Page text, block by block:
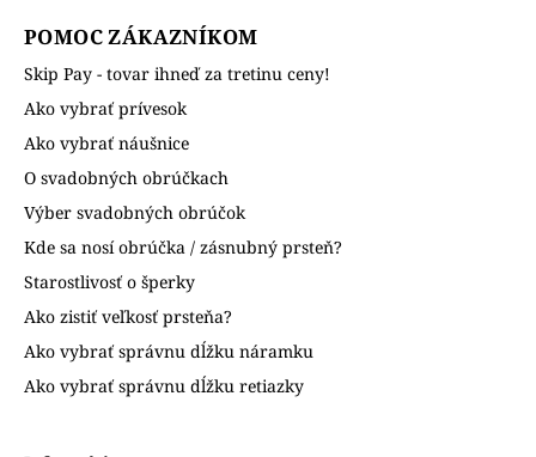
POMOC ZÁKAZNÍKOM
Skip Pay - tovar ihneď za tretinu ceny!
Ako vybrať prívesok
Ako vybrať náušnice
O svadobných obrúčkach
Výber svadobných obrúčok
Kde sa nosí obrúčka / zásnubný prsteň?
Starostlivosť o šperky
Ako zistiť veľkosť prsteňa?
Ako vybrať správnu dĺžku náramku
Ako vybrať správnu dĺžku retiazky